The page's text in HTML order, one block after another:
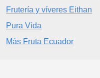
Frutería y víveres Eithan
Pura Vida
Más Fruta Ecuador